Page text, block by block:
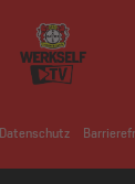
Datenschutz